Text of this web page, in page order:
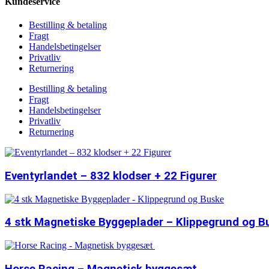
Bestilling & betaling
Fragt
Handelsbetingelser
Privatliv
Returnering
Bestilling & betaling
Fragt
Handelsbetingelser
Privatliv
Returnering
Eventyrlandet – 832 klodser + 22 Figurer
4 stk Magnetiske Byggeplader – Klippegrund og